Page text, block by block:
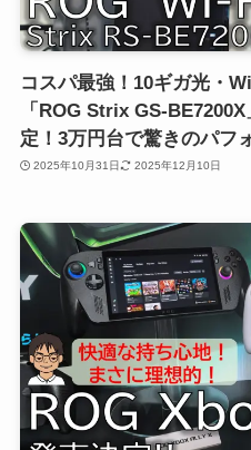
コスパ最強！10ギガ光・
「ROG Strix GS-
定！3万円台で驚きのパフ
2025年10月31日 2025年12月10日